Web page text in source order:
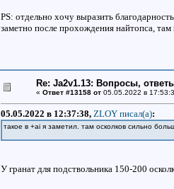
PS: отдельно хочу выразить
заметно после прохождения найтопса,
Re: Ja2v1.13: Вопросы,
« Ответ #13158 от 05.05.2022 в
05.05.2022 в 12:37:38, ZLOY писал(a):
такое в +ai я заметил. там осколков сильно
У гранат для подствольника 150-200